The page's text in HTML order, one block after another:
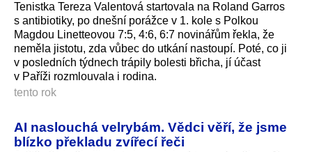
Tenistka Tereza Valentová startovala na Roland Garros
s antibiotiky, po dnešní porážce v 1. kole s Polkou
Magdou Linetteovou 7:5, 4:6, 6:7 novinářům řekla, že
neměla jistotu, zda vůbec do utkání nastoupí. Poté, co ji
v posledních týdnech trápily bolesti břicha, jí účast
v Paříži rozmlouvala i rodina.
tento rok
AI naslouchá velrybám. Vědci věří, že jsme
blízko překladu zvířecí řeči